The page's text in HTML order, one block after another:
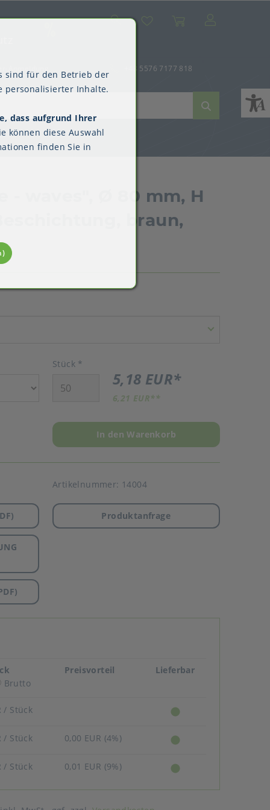
& Reinigung
Kimberly-Clark™
Überschuhe
SucheWunschliste
+43 5576 7177 818
- waves", Ø 80 mm, H
braun,
Stück *
5,18 EUR*
6,21 EUR**
In den Warenkorb
Artikelnummer: 14004
Produktanfrage
Brutto
Preisvorteil Lieferbar
/ Stück
/ Stück 0,00 EUR (4%)
/ Stück 0,01 EUR (9%)
sind für den Betrieb der
personalisierter Inhalte.
dass aufgrund Ihrer
können diese Auswahl
finden Sie in